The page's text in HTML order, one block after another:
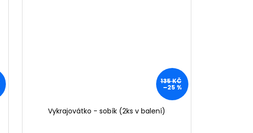
135 KČ
–25 %
Vykrajovátko - sobík (2ks v balení)